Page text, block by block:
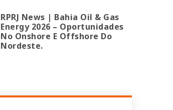
RPRJ News | Bahia Oil & Gas
Energy 2026 – Oportunidades
No Onshore E Offshore Do
Nordeste.